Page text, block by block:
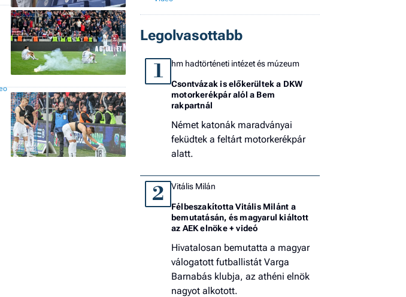
Legolvasottabb
1 hm hadtörténeti intézet és múzeum
Csontvázak is előkerültek a DKW
motorkerékpár alól a Bem
rakpartnál
Német katonák maradványai
feküdtek a feltárt motorkerékpár
alatt.
2 Vitális Milán
Félbeszakította Vitális Milánt a
bemutatásán, és magyarul kiáltott
az AEK elnöke + videó
Hivatalosan bemutatta a magyar
válogatott futballistát Varga
Barnabás klubja, az athéni elnök
nagyot alkotott.